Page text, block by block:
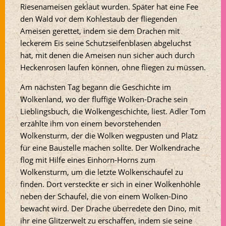
Riesenameisen geklaut wurden. Später hat eine Fee
den Wald vor dem Kohlestaub der fliegenden
Ameisen gerettet, indem sie dem Drachen mit
leckerem Eis seine Schutzseifenblasen abgeluchst
hat, mit denen die Ameisen nun sicher auch durch
Heckenrosen laufen können, ohne fliegen zu müssen.
Am nächsten Tag begann die Geschichte im
Wolkenland, wo der fluffige Wolken-Drache sein
Lieblingsbuch, die Wolkengeschichte, liest. Adler Tom
erzählte ihm von einem bevorstehenden
Wolkensturm, der die Wolken wegpusten und Platz
für eine Baustelle machen sollte. Der Wolkendrache
flog mit Hilfe eines Einhorn-Horns zum
Wolkensturm, um die letzte Wolkenschaufel zu
finden. Dort versteckte er sich in einer Wolkenhöhle
neben der Schaufel, die von einem Wolken-Dino
bewacht wird. Der Drache überredete den Dino, mit
ihr eine Glitzerwelt zu erschaffen, indem sie seine